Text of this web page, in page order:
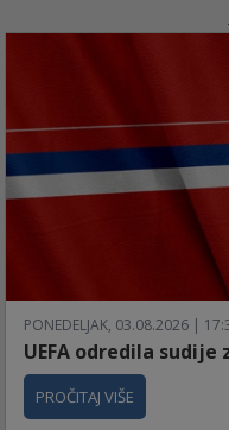
PONEDELJAK, 03.08.2026 |
UEFA odredila sudije
PROČITAJ VIŠE